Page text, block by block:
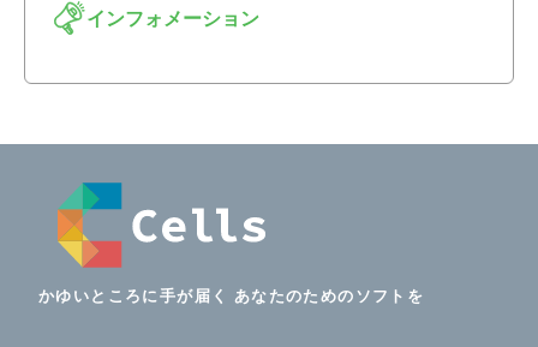
インフォメーション
かゆいところに手が届く あなたのためのソフトを